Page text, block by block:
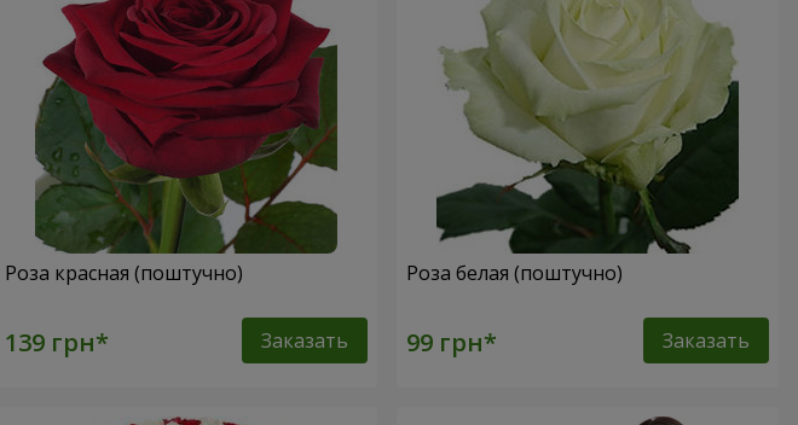
Роза красная (поштучно)
Заказать
Роза белая (поштучно)
Заказать